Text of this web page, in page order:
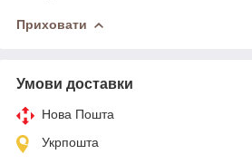
Приховати
Умови доставки
Нова Пошта
Укрпошта